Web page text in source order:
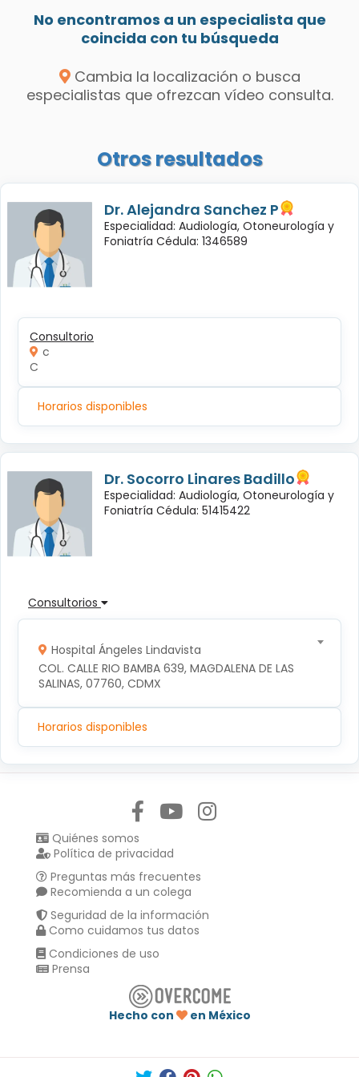
No encontramos a un especialista que
coincida con tu búsqueda
Cambia la localización o busca
especialistas que ofrezcan vídeo consulta.
Otros resultados
Dr. Alejandra Sanchez P
Especialidad: Audiología, Otoneurología y
Foniatría Cédula: 1346589
Consultorio
c
C
Horarios disponibles
Dr. Socorro Linares Badillo
Especialidad: Audiología, Otoneurología y
Foniatría Cédula: 51415422
Consultorios
Hospital Ángeles Lindavista
COL. CALLE RIO BAMBA 639, MAGDALENA DE LAS
SALINAS, 07760, CDMX
Horarios disponibles
Quiénes somos
Política de privacidad
Preguntas más frecuentes
Recomienda a un colega
Seguridad de la información
Como cuidamos tus datos
Condiciones de uso
Prensa
Hecho con
en México